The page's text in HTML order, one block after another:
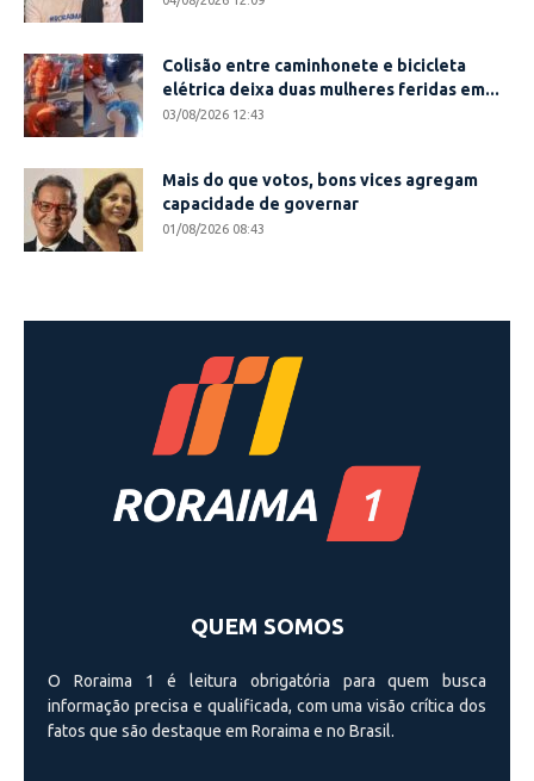
Colisão entre caminhonete e bicicleta
elétrica deixa duas mulheres feridas em...
03/08/2026 12:43
Mais do que votos, bons vices agregam
capacidade de governar
01/08/2026 08:43
QUEM SOMOS
O Roraima 1 é leitura obrigatória para quem busca
informação precisa e qualificada, com uma visão crí­tica dos
fatos que são destaque em Roraima e no Brasil.